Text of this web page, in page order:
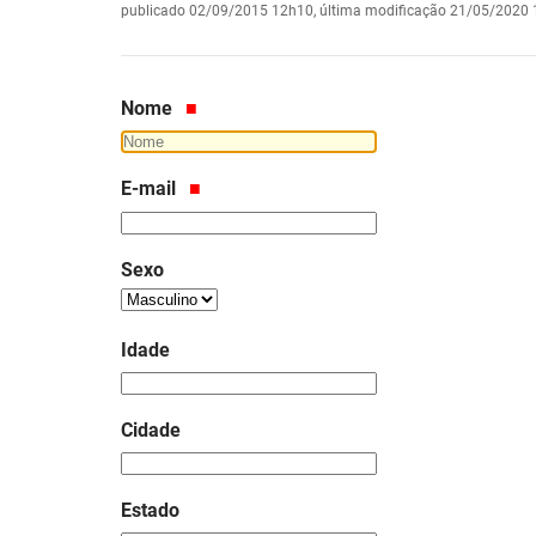
publicado 02/09/2015 12h10, última modificação 21/05/2020
Nome
E-mail
Sexo
Idade
Cidade
Estado